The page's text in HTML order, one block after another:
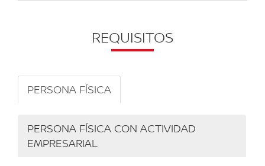
REQUISITOS
PERSONA FÍSICA
PERSONA FÍSICA CON ACTIVIDAD
EMPRESARIAL